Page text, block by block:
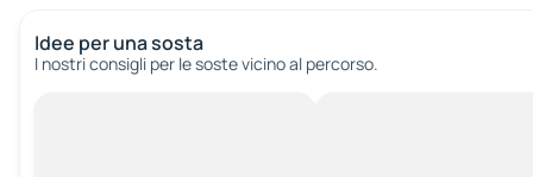
Idee per una sosta
I nostri consigli per le soste vicino al percorso.